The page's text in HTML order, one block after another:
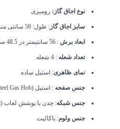
نوع اجاق گاز: رومیزی
سایز اجاق گاز : طول: 58 سانتی متر عرض: 50 سانتی متر
ابعاد برش : 56 سانتیمتر در 48.5 سانتیمتر
تعداد شعله : 4 شعله
نمای ظاهری: استیل ساده
جنس صفحه : استیل (Stainless Steel Gas Hob)
جنس شبکه: چدن با پوشش لعاب (Pan Support)
جنس ولوم: باکالیت